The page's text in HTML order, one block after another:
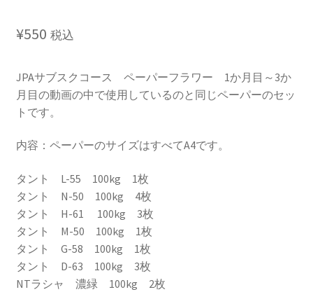
¥550 税込
JPAサブスクコース ペーパーフラワー 1か月目～3か
月目の動画の中で使用しているのと同じペーパーのセッ
トです。
内容：ペーパーのサイズはすべてA4です。
タント L-55 100kg 1枚
タント N-50 100kg 4枚
タント H-61 100kg 3枚
タント M-50 100kg 1枚
タント G-58 100kg 1枚
タント D-63 100kg 3枚
NTラシャ 濃緑 100kg 2枚